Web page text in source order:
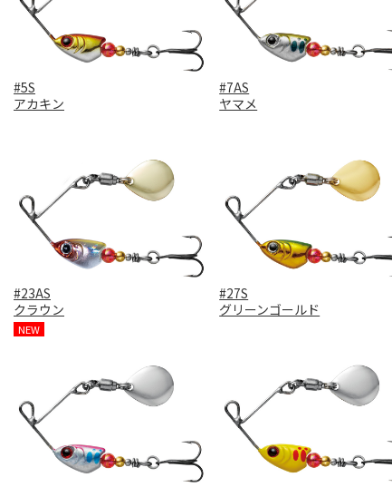
#5S
アカキン
#7AS
ヤマメ
#23AS
クラウン
NEW
#27S
グリーンゴールド